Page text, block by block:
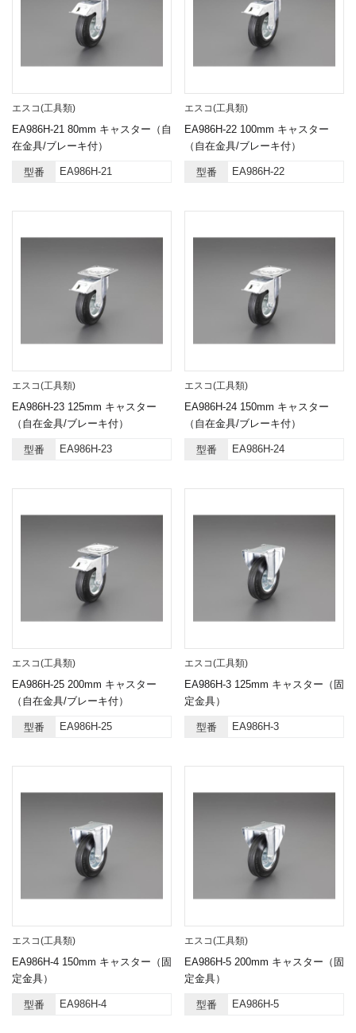
エスコ(工具類)
EA986H-21 80mm キャスター（自
在金具/ブレーキ付）
型番 EA986H-21
エスコ(工具類)
EA986H-22 100mm キャスター
（自在金具/ブレーキ付）
型番 EA986H-22
エスコ(工具類)
EA986H-23 125mm キャスター
（自在金具/ブレーキ付）
型番 EA986H-23
エスコ(工具類)
EA986H-24 150mm キャスター
（自在金具/ブレーキ付）
型番 EA986H-24
エスコ(工具類)
EA986H-25 200mm キャスター
（自在金具/ブレーキ付）
型番 EA986H-25
エスコ(工具類)
EA986H-3 125mm キャスター（固
定金具）
型番 EA986H-3
エスコ(工具類)
EA986H-4 150mm キャスター（固
定金具）
型番 EA986H-4
エスコ(工具類)
EA986H-5 200mm キャスター（固
定金具）
型番 EA986H-5